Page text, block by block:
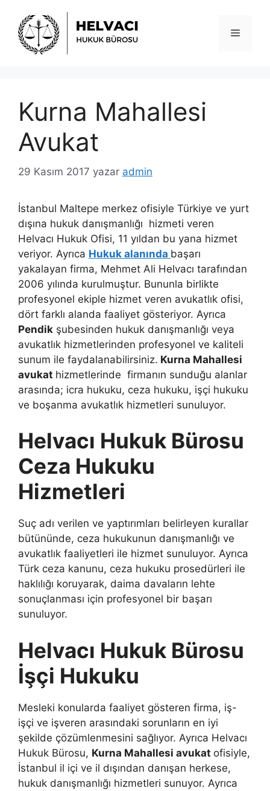
Menü
Kurna Mahallesi
Avukat
29 Kasım 2017 yazar admin
İstanbul Maltepe merkez ofisiyle Türkiye ve yurt
dışına hukuk danışmanlığı hizmeti veren
Helvacı Hukuk Ofisi, 11 yıldan bu yana hizmet
veriyor. Ayrıca Hukuk alanında başarı
yakalayan firma, Mehmet Ali Helvacı tarafından
2006 yılında kurulmuştur. Bununla birlikte
profesyonel ekiple hizmet veren avukatlık ofisi,
dört farklı alanda faaliyet gösteriyor. Ayrıca
Pendik şubesinden hukuk danışmanlığı veya
avukatlık hizmetlerinden profesyonel ve kaliteli
sunum ile faydalanabilirsiniz. Kurna Mahallesi
avukat hizmetlerinde firmanın sunduğu alanlar
arasında; icra hukuku, ceza hukuku, işçi hukuku
ve boşanma avukatlık hizmetleri sunuluyor.
Helvacı Hukuk Bürosu
Ceza Hukuku
Hizmetleri
Suç adı verilen ve yaptırımları belirleyen kurallar
bütününde, ceza hukukunun danışmanlığı ve
avukatlık faaliyetleri ile hizmet sunuluyor. Ayrıca
Türk ceza kanunu, ceza hukuku prosedürleri ile
haklılığı koruyarak, daima davaların lehte
sonuçlanması için profesyonel bir başarı
sunuluyor.
Helvacı Hukuk Bürosu
İşçi Hukuku
Mesleki konularda faaliyet gösteren firma, iş-
işçi ve işveren arasındaki sorunların en iyi
şekilde çözümlenmesini sağlıyor. Ayrıca Helvacı
Hukuk Bürosu, Kurna Mahallesi avukat ofisiyle,
İstanbul il içi ve il dışından danışan herkese,
hukuk danışmanlığı hizmetleri sunuyor. Ayrıca